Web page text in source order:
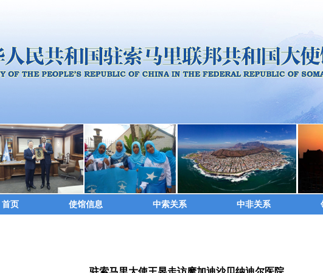
首页 使馆信息 中索关系 中非关系